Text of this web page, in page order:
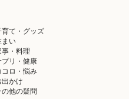
育て・グッズ
まい
事・料理
プリ・健康
コロ・悩み
出かけ
の他の疑問